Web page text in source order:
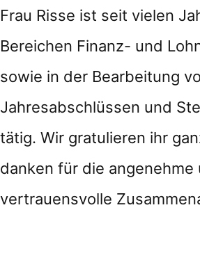
Frau Risse ist seit vielen
Bereichen Finanz- und
sowie in der Bearbeitung
Jahresabschlüssen und
tätig. Wir gratulieren ihr
danken für die angenehme
vertrauensvolle